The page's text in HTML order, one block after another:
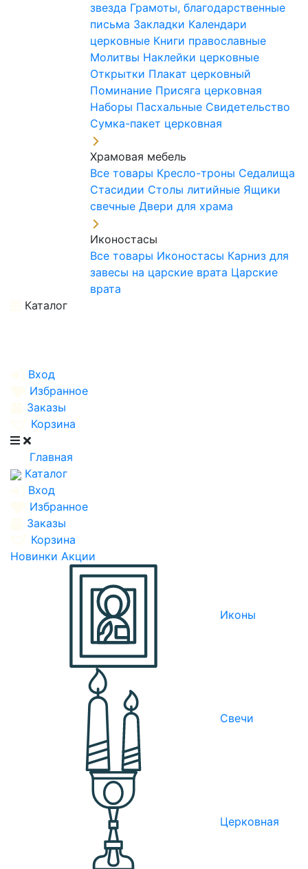
звезда Грамоты, благодарственные
письма Закладки Календари
церковные Книги православные
Молитвы Наклейки церковные
Открытки Плакат церковный
Поминание Присяга церковная
Наборы Пасхальные Свидетельство
Сумка-пакет церковная
Храмовая мебель
Все товары Кресло-троны Седалища
Стасидии Столы литийные Ящики
свечные Двери для храма
Иконостасы
Все товары Иконостасы Карниз для
завесы на царские врата Царские
врата
Каталог
Вход
Избранное
Заказы
Корзина
Главная
Каталог
Вход
Избранное
Заказы
Корзина
Новинки Акции
Иконы
Свечи
Церковная